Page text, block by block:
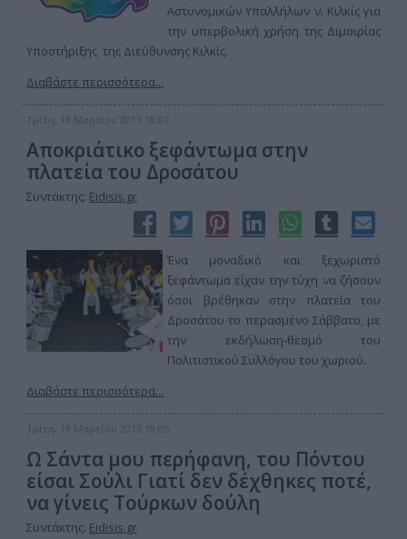
Αστυνομικών Υπαλλήλων ν. Κιλκίς για
την υπερβολική χρήση της Διμοιρίας
Υποστήριξης της Διεύθυνσης Κιλκίς.
Διαβάστε περισσότερα...
Τρίτη, 19 Μαρτίου 2013 18:07
Αποκριάτικο ξεφάντωμα στην
πλατεία του Δροσάτου
Συντάκτης: Eidisis.gr
Ένα μοναδικό και ξεχωριστό
ξεφάντωμα είχαν την τύχη να ζήσουν
όσοι βρέθηκαν στην πλατεία του
Δροσάτου το περασμένο Σάββατο, με
την εκδήλωση-θεσμό του
Πολιτιστικού Συλλόγου του χωριού.
Διαβάστε περισσότερα...
Τρίτη, 19 Μαρτίου 2013 18:05
Ω Σάντα μου περήφανη, του Πόντου
είσαι Σούλι Γιατί δεν δέχθηκες ποτέ,
να γίνεις Τούρκων δούλη
Συντάκτης: Eidisis.gr